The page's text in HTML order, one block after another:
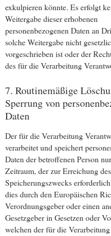
exkulpieren könnte. Es erfolgt
Weitergabe dieser erhobenen
personenbezogenen Daten an
solche Weitergabe nicht
vorgeschrieben ist oder der
des für die Verarbeitung
7. Routinemäßige
Sperrung von
Daten
Der für die Verarbeitung
verarbeitet und speichert
Daten der betroffenen Person
Zeitraum, der zur Erreichung des
Speicherungszwecks
dies durch den Europäischen
Verordnungsgeber oder einen
Gesetzgeber in Gesetzen oder
welchen der für die Verarbeitung